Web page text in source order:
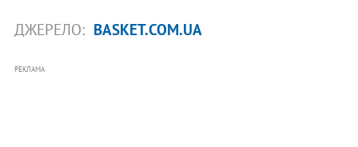
ДЖЕРЕЛО: BASKET.COM.UA
РЕКЛАМА